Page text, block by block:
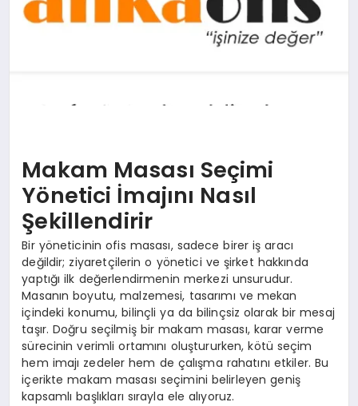
Makam Masası Seçimi
Yönetici İmajını Nasıl
Şekillendirir
Bir yöneticinin ofis masası, sadece birer iş aracı
değildir; ziyaretçilerin o yönetici ve şirket hakkında
yaptığı ilk değerlendirmenin merkezi unsurudur.
Masanın boyutu, malzemesi, tasarımı ve mekan
içindeki konumu, bilinçli ya da bilinçsiz olarak bir mesaj
taşır. Doğru seçilmiş bir makam masası, karar verme
sürecinin verimli ortamını oluştururken, kötü seçim
hem imajı zedeler hem de çalışma rahatını etkiler. Bu
içerikte makam masası seçimini belirleyen geniş
kapsamlı başlıkları sırayla ele alıyoruz.